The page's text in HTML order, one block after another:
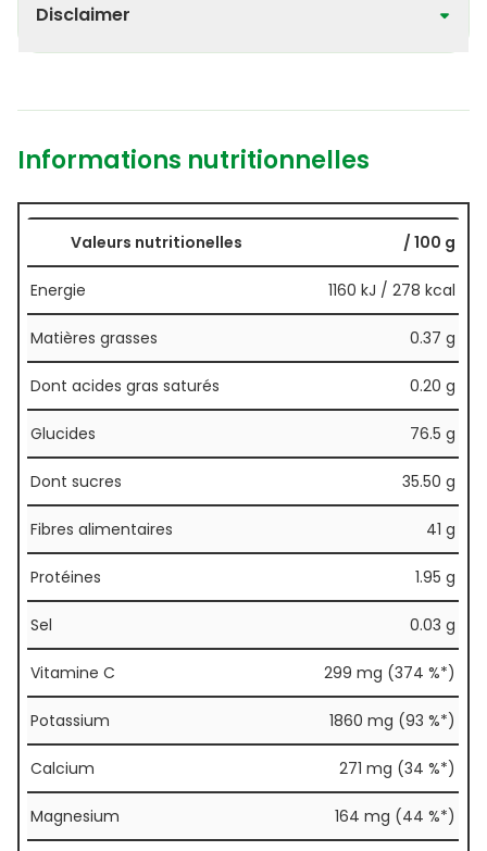
Disclaimer
Informations nutritionnelles
Valeurs nutritionelles / 100 g
Energie 1160 kJ / 278 kcal
Matières grasses 0.37 g
Dont acides gras saturés 0.20 g
Glucides 76.5 g
Dont sucres 35.50 g
Fibres alimentaires 41 g
Protéines 1.95 g
Sel 0.03 g
Vitamine C 299 mg (374 %*)
Potassium 1860 mg (93 %*)
Calcium 271 mg (34 %*)
Magnesium 164 mg (44 %*)